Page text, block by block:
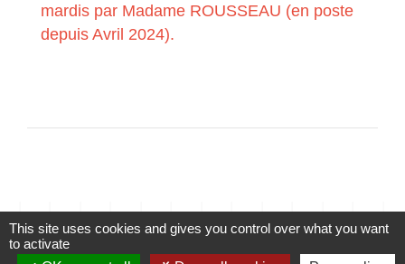
mardis par Madame ROUSSEAU (en poste
depuis Avril 2024).
Contacts
This site uses cookies and gives you control over what you want
to activate